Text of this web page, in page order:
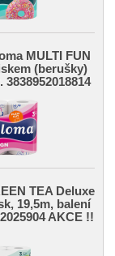
MULTI FUN
(berušky)
3838952018814
TEA Deluxe
19,5m, balení
AKCE !!